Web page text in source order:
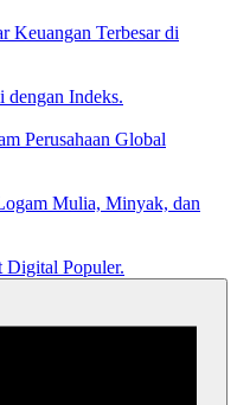
Keuangan Terbesar di
Indeks.
Perusahaan Global
Mulia, Minyak, dan
Digital Populer.